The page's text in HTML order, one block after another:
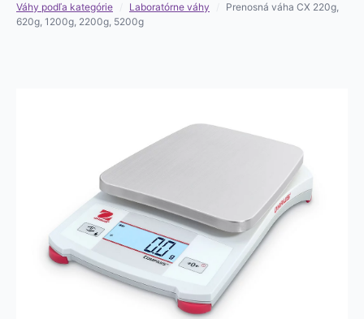
Váhy podľa kategórie Laboratórne váhy
Prenosná váha CX 220g,
620g, 1200g, 2200g, 5200g